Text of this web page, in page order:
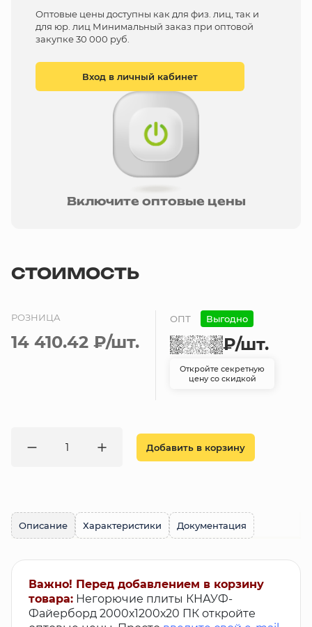
Оптовые цены доступны как для физ. лиц, так и
для юр. лиц Минимальный заказ при оптовой
закупке 30 000 руб.
Вход в личный кабинет
Включите оптовые цены
СТОИМОСТЬ
РОЗНИЦА
14 410.42 ₽/шт.
ОПТ Выгодно
₽/шт.
Откройте секретную
цену со скидкой
Добавить в корзину
Описание Характеристики Документация
Важно! Перед добавлением в корзину
товара: Негорючие плиты КНАУФ-
Файерборд 2000х1200х20 ПК откройте